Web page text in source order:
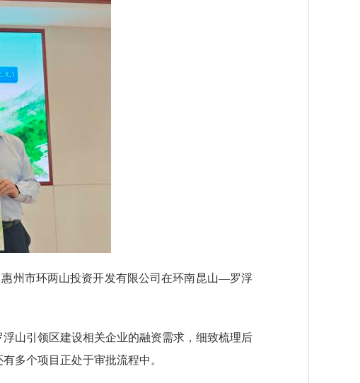
州市环两山投资开发有限公司在环南昆山—罗浮
引领区建设相关企业的融资需求，细致梳理后
多个项目正处于审批流程中。